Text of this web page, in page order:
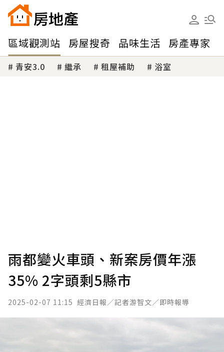
區域觀測站 房屋搜奇 品味生活 房產專家
青安3.0 繼承 租屋補助 浴室
雨都變火車頭、新案房價年漲
35% 2字頭剩5縣市
2025-02-07 11:15 經濟日報／記者游智文／即時報導